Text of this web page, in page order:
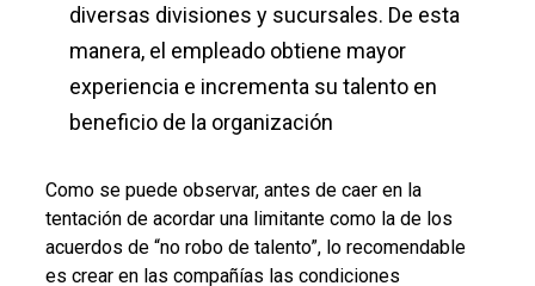
diversas divisiones y sucursales. De esta
manera, el empleado obtiene mayor
experiencia e incrementa su talento en
beneficio de la organización
Como se puede observar, antes de caer en la
tentación de acordar una limitante como la de los
acuerdos de “no robo de talento”, lo recomendable
es crear en las compañías las condiciones